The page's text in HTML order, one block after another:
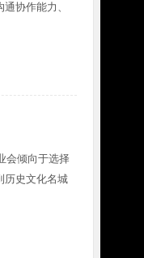
协作能力、
会倾向于选择
历史文化名城